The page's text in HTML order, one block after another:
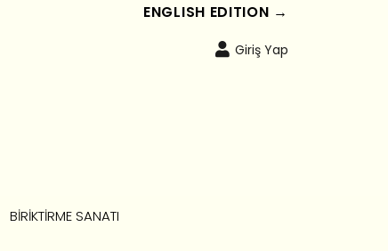
ENGLISH EDITION →
Giriş Yap
BIRIKTIRME SANATI